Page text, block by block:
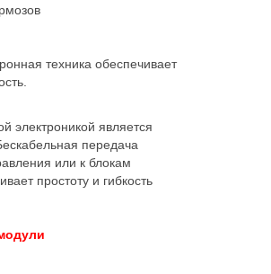
техника обеспечивает
электроникой является
передача
или к блокам
простоту и гибкость